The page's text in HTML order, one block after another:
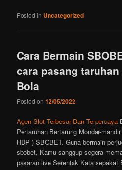
Posted in Uncategorized
Cara Bermain
cara pasang
Bola
Posted on12/05/2022
Agen Slot Terbesar Dan Terpercaya
Pertaruhan Bertarung Mondar-
HDP ) SBOBET. Guna bermain
sbobet, Kamu sanggup segera
pasaran live Serentak Kata sepakat